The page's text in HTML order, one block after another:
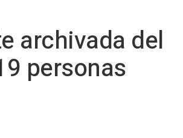
archivada del
personas